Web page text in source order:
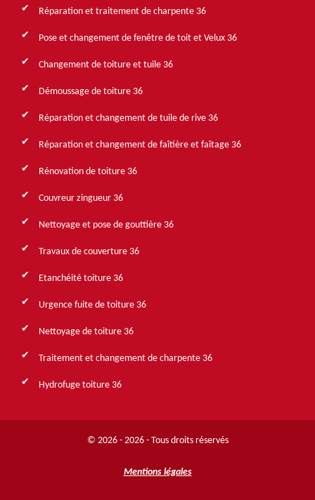
Réparation et traitement de charpente 36
Pose et changement de fenêtre de toit et Velux 36
Changement de toiture et tuile 36
Démoussage de toiture 36
Réparation et changement de tuile de rive 36
Réparation et changement de faîtière et faîtage 36
Rénovation de toiture 36
Couvreur zingueur 36
Nettoyage et pose de gouttière 36
Travaux de couverture 36
Etanchéité toiture 36
Urgence fuite de toiture 36
Nettoyage de toiture 36
Traitement et changement de charpente 36
Hydrofuge toiture 36
© 2026 - 2026 - Tous droits réservés
Mentions légales